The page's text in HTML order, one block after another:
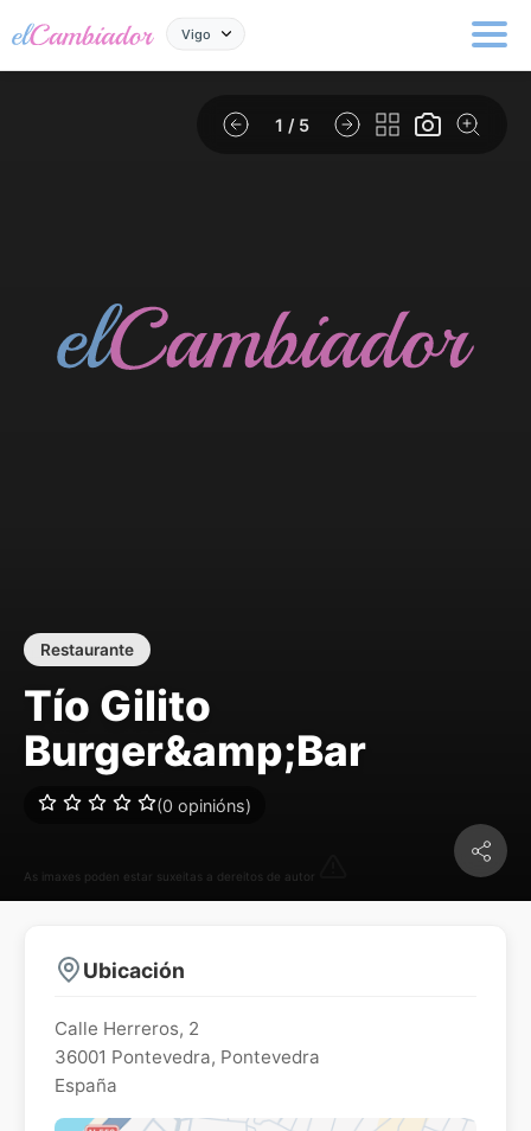
Vigo
1 / 5
As imaxes poden estar suxeitas a dereitos de autor
Restaurante
Tío Gilito
Burger&amp;Bar
(0 opinións)
Ubicación
Calle Herreros, 2
36001 Pontevedra, Pontevedra
España